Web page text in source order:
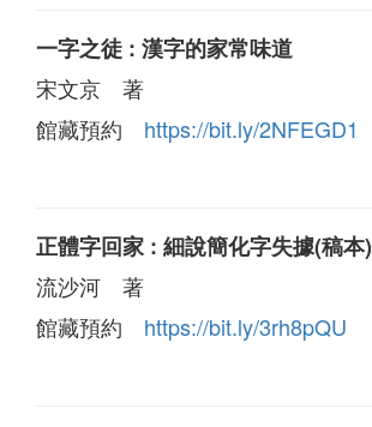
一字之徒 : 漢字的家常味道
宋文京 著
館藏預約 https://bit.ly/2NFEGD1
正體字回家 : 細說簡化字失據(稿本)
流沙河 著
館藏預約 https://bit.ly/3rh8pQU